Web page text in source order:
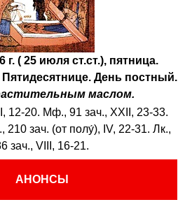
г. ( 25 июля ст.ст.), пятница.
День постный.
маслом.
12-20. Мф., 91 зач., XXII, 23-33.
210 зач. (от полу́), IV, 22-31. Лк.,
зач., VIII, 16-21.
АНОНСЫ